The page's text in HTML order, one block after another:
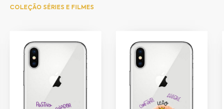
COLEÇÃO SÉRIES E FILMES